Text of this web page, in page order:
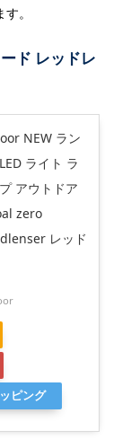
。
ド レッドレ
NEW ラン
ライト ラ
アウトドア
zero
レッド
ピング